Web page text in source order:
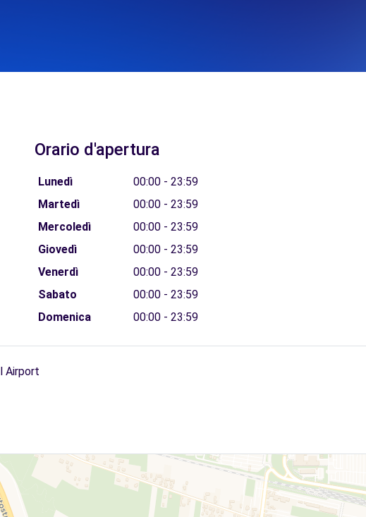
Orario d'apertura
Lunedì
00:00 - 23:59
Martedì
00:00 - 23:59
Mercoledì
00:00 - 23:59
Giovedì
00:00 - 23:59
Venerdì
00:00 - 23:59
Sabato
00:00 - 23:59
Domenica
00:00 - 23:59
Airport